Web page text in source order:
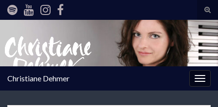
Christiane Dehmer